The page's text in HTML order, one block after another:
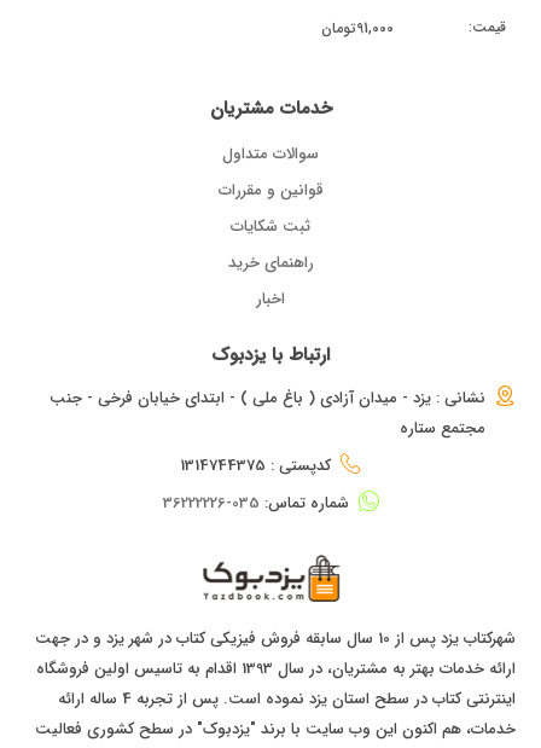
قیمت: 91,000تومان
خدمات مشتریان
سوالات متداول
قوانین و مقررات
ثبت شکایات
راهنمای خرید
اخبار
ارتباط با یزدبوک
نشانی : یزد - میدان آزادی ( باغ ملی ) - ابتدای خیابان فرخی - جنب
مجتمع ستاره
کدپستی : 1314744375
شماره تماس: 035-36222226
شهرکتاب یزد پس از 10 سال سابقه فروش فیزیکی کتاب در شهر یزد و در جهت
ارائه خدمات بهتر به مشتریان، در سال 1393 اقدام به تاسیس اولین فروشگاه
اینترنتی کتاب در سطح استان یزد نموده است. پس از تجربه 4 ساله ارائه
خدمات، هم اکنون این وب سایت با برند "یزدبوک" در سطح کشوری فعالیت